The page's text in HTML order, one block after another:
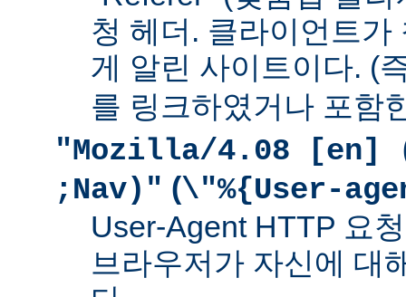
청 헤더. 클라이언트가
게 알린 사이트이다. (
를 링크하였거나 포함
"Mozilla/4.08 [en]
;Nav)" (\"%{User-
User-Agent HTTP 요
브라우저가 자신에 대